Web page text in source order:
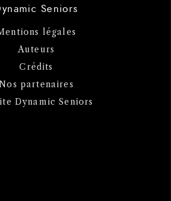
Seniors
légales
Auteurs
Crédits
partenaires
Dynamic Seniors